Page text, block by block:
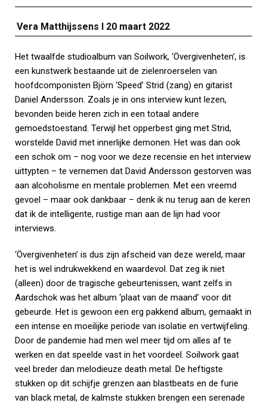
Vera Matthijssens I 20 maart 2022
Het twaalfde studioalbum van Soilwork, ‘Övergivenheten’, is
een kunstwerk bestaande uit de zielenroerselen van
hoofdcomponisten Björn ‘Speed’ Strid (zang) en gitarist
Daniel Andersson. Zoals je in ons interview kunt lezen,
bevonden beide heren zich in een totaal andere
gemoedstoestand. Terwijl het opperbest ging met Strid,
worstelde David met innerlijke demonen. Het was dan ook
een schok om – nog voor we deze recensie en het interview
uittypten – te vernemen dat David Andersson gestorven was
aan alcoholisme en mentale problemen. Met een vreemd
gevoel – maar ook dankbaar – denk ik nu terug aan de keren
dat ik de intelligente, rustige man aan de lijn had voor
interviews.
‘Övergivenheten’ is dus zijn afscheid van deze wereld, maar
het is wel indrukwekkend en waardevol. Dat zeg ik niet
(alleen) door de tragische gebeurtenissen, want zelfs in
Aardschok was het album ‘plaat van de maand’ voor dit
gebeurde. Het is gewoon een erg pakkend album, gemaakt in
een intense en moeilijke periode van isolatie en vertwijfeling.
Door de pandemie had men wel meer tijd om alles af te
werken en dat speelde vast in het voordeel. Soilwork gaat
veel breder dan melodieuze death metal. De heftigste
stukken op dit schijfje grenzen aan blastbeats en de furie
van black metal, de kalmste stukken brengen een serenade